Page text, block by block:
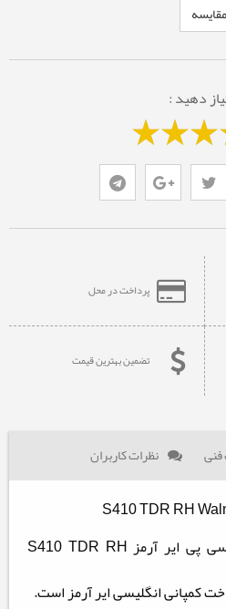
مقایسه
دهید :
پرداخت در محل
تضمین بهترین قیمت
نظرات کاربران
نگاه اجمالی به تفنگ پی سی پی ایر آرمز S410 TDR RH